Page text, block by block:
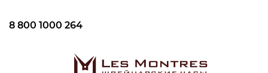
8 800 1000 264